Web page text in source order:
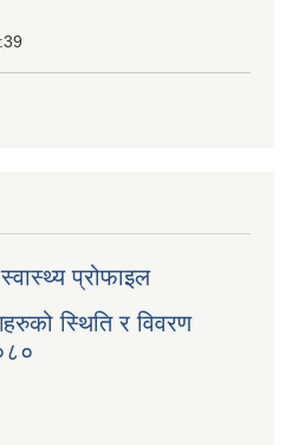
प्रोफाइल
स्थिति र विवरण